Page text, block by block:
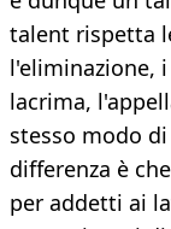
talent rispetta
l'eliminazione,
lacrima,
stesso modo di
differenza è
per addetti ai